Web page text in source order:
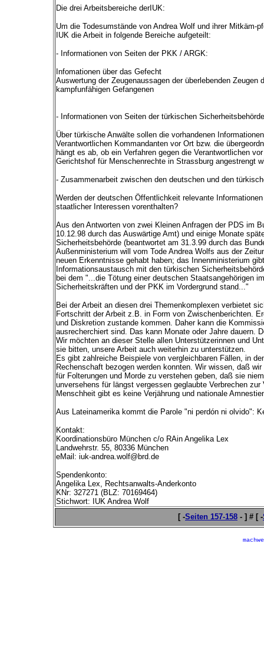
Die drei Arbeitsbereiche derIUK:
Um die Todesumstände von Andrea Wolf und ihrer Mitkäm-
IUK die Arbeit in folgende Bereiche aufgeteilt:
- Informationen von Seiten der PKK / ARGK:
Infomationen über das Gefecht
Auswertung der Zeugenaussagen der überlebenden
kampfunfähigen Gefangenen
- Informationen von Seiten der türkischen
Über türkische Anwälte sollen die vorhandenen
Verantwortlichen Kommandanten vor Ort bzw. die
hängt es ab, ob ein Verfahren gegen die Verantwortlichen
Gerichtshof für Menschenrechte in Strassburg angestrengt
- Zusammenarbeit zwischen den deutschen und den
Werden der deutschen Öffentlichkeit relevante
staatlicher Interessen vorenthalten?
Aus den Antworten von zwei Kleinen Anfragen der PDS im
10.12.98 durch das Auswärtige Amt) und einige Monate
Sicherheitsbehörde (beantwortet am 31.3.99 durch das
Außenministerium will vom Tode Andrea Wolfs aus der
neuen Erkenntnisse gehabt haben; das Innenministerium
Informationsaustausch mit den türkischen
bei dem "...die Tötung einer deutschen Staatsangehörigen
Sicherheitskräften und der PKK im Vordergrund stand..."
Bei der Arbeit an diesen drei Themenkomplexen verbietet
Fortschritt der Arbeit z.B. in Form von Zwischenberichten.
und Diskretion zustande kommen. Daher kann die
ausrecherchiert sind. Das kann Monate oder Jahre dauern.
Wir möchten an dieser Stelle allen Unterstützerinnen und
sie bitten, unsere Arbeit auch weiterhin zu unterstützen.
Es gibt zahlreiche Beispiele von vergleichbaren Fällen, in
Rechenschaft bezogen werden konnten. Wir wissen, daß
für Folterungen und Morde zu verstehen geben, daß sie
unversehens für längst vergessen geglaubte Verbrechen
Menschheit gibt es keine Verjährung und nationale
Aus Lateinamerika kommt die Parole "ni perdón ni olvido":
Kontakt:
Koordinationsbüro München c/o RAin Angelika Lex
Landwehrstr. 55, 80336 München
eMail: iuk-andrea.wolf@brd.de
Spendenkonto:
Angelika Lex, Rechtsanwalts-Anderkonto
KNr: 327271 (BLZ: 70169464)
Stichwort: IUK Andrea Wolf
[ -Seiten 157-158 - ] # [ -